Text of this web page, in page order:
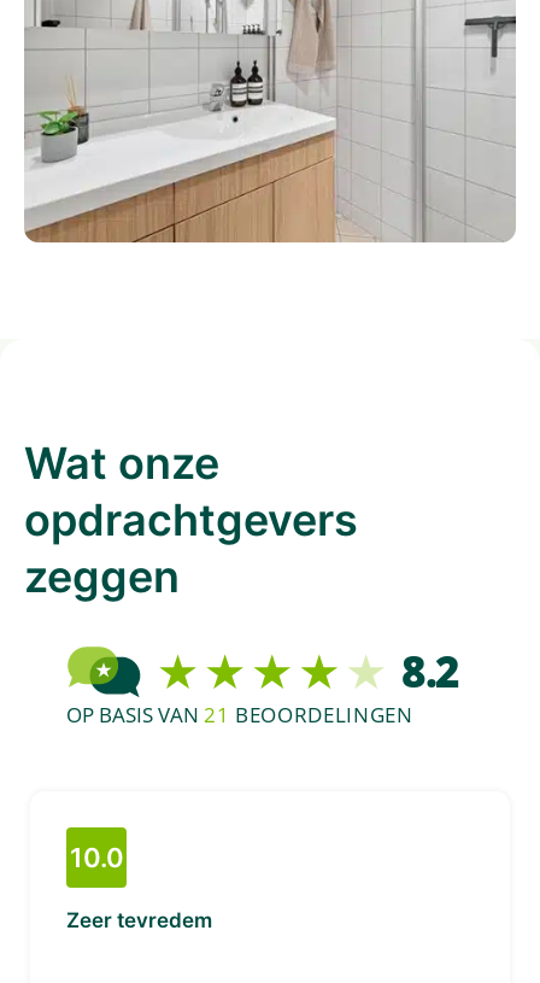
Wat onze
opdrachtgevers
zeggen
10.0
Zeer tevredem